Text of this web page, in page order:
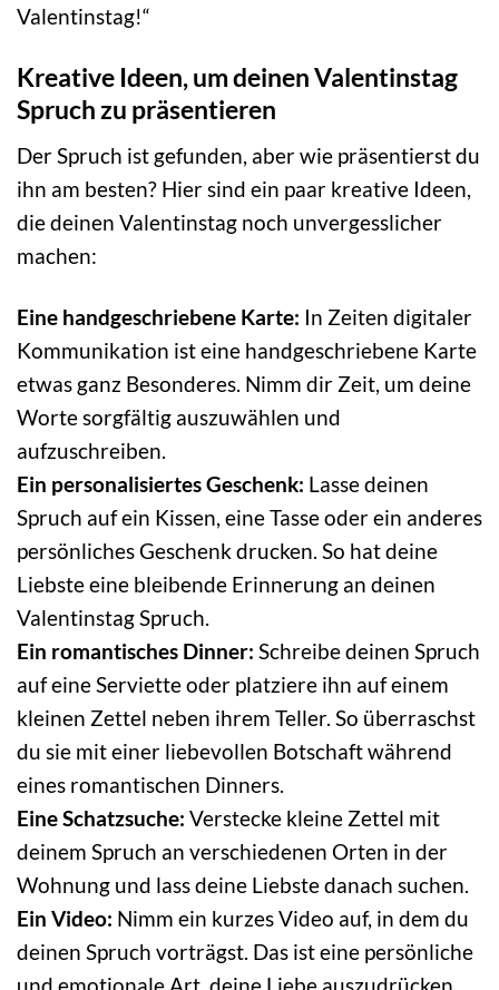
Valentinstag!“
Kreative Ideen, um deinen Valentinstag
Spruch zu präsentieren
Der Spruch ist gefunden, aber wie präsentierst du
ihn am besten? Hier sind ein paar kreative Ideen,
die deinen Valentinstag noch unvergesslicher
machen:
Eine handgeschriebene Karte: In Zeiten digitaler
Kommunikation ist eine handgeschriebene Karte
etwas ganz Besonderes. Nimm dir Zeit, um deine
Worte sorgfältig auszuwählen und
aufzuschreiben.
Ein personalisiertes Geschenk: Lasse deinen
Spruch auf ein Kissen, eine Tasse oder ein anderes
persönliches Geschenk drucken. So hat deine
Liebste eine bleibende Erinnerung an deinen
Valentinstag Spruch.
Ein romantisches Dinner: Schreibe deinen Spruch
auf eine Serviette oder platziere ihn auf einem
kleinen Zettel neben ihrem Teller. So überraschst
du sie mit einer liebevollen Botschaft während
eines romantischen Dinners.
Eine Schatzsuche: Verstecke kleine Zettel mit
deinem Spruch an verschiedenen Orten in der
Wohnung und lass deine Liebste danach suchen.
Ein Video: Nimm ein kurzes Video auf, in dem du
deinen Spruch vorträgst. Das ist eine persönliche
und emotionale Art, deine Liebe auszudrücken.